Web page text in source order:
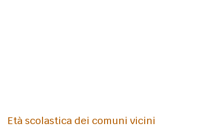
Età scolastica dei comuni vicini